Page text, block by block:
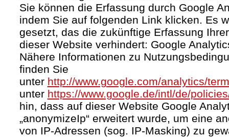
Sie können die Erfassung durch Google
indem Sie auf folgenden Link klicken. Es
gesetzt, das die zukünftige Erfassung
dieser Website verhindert: Google
Nähere Informationen zu
finden Sie
unter http://www.google.com/analytics/
unter https://www.google.de/intl/de/
hin, dass auf dieser Website Google
„anonymizeIp“ erweitert wurde, um eine
von IP-Adressen (sog. IP-Masking) zu